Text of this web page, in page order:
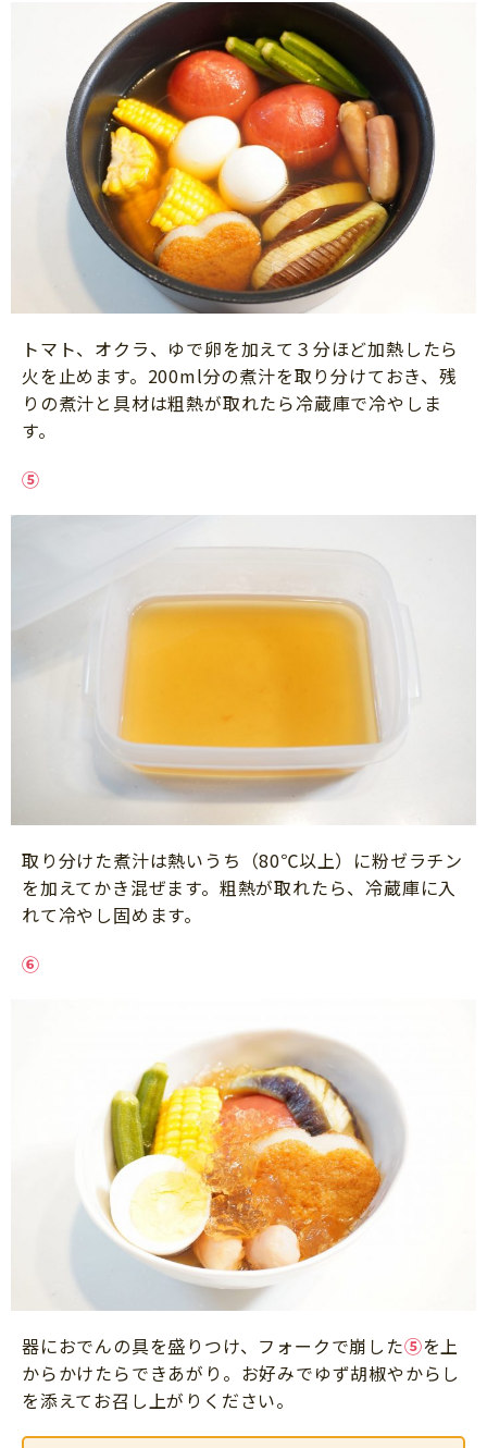
トマト、オクラ、ゆで卵を加えて３分ほど加熱したら
火を止めます。200ml分の煮汁を取り分けておき、残
りの煮汁と具材は粗熱が取れたら冷蔵庫で冷やしま
す。
⑤
取り分けた煮汁は熱いうち（80℃以上）に粉ゼラチン
を加えてかき混ぜます。粗熱が取れたら、冷蔵庫に入
れて冷やし固めます。
⑥
器におでんの具を盛りつけ、フォークで崩した⑤を上
からかけたらできあがり。お好みでゆず胡椒やからし
を添えてお召し上がりください。